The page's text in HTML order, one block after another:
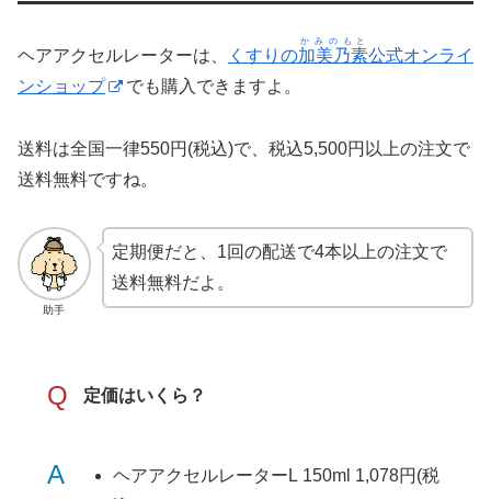
ヘアアクセルレーターは、 くすりの加美乃素
かみのもと
公式オンライ
ンショップ
でも購入できますよ。
送料は全国一律550円(税込)で、税込5,500円以上の注文で
送料無料ですね。
助手
定期便だと、1回の配送で4本以上の注文で
送料無料だよ。
Q 定価はいくら？
A
ヘアアクセルレーターL 150ml 1,078円(税